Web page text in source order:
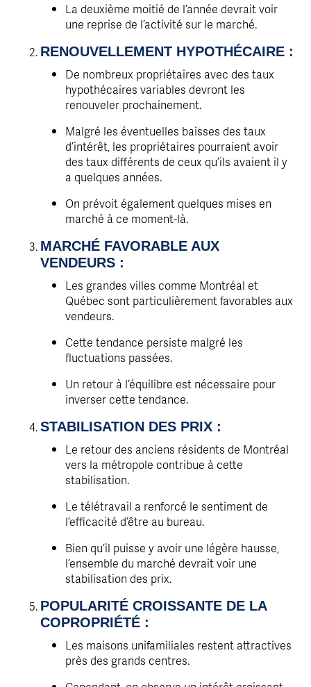
La deuxième moitié de l’année devrait voir
une reprise de l’activité sur le marché.
RENOUVELLEMENT HYPOTHÉCAIRE :
De nombreux propriétaires avec des taux
hypothécaires variables devront les
renouveler prochainement.
Malgré les éventuelles baisses des taux
d’intérêt, les propriétaires pourraient avoir
des taux différents de ceux qu’ils avaient il y
a quelques années.
On prévoit également quelques mises en
marché à ce moment-là.
MARCHÉ FAVORABLE AUX
VENDEURS :
Les grandes villes comme Montréal et
Québec sont particulièrement favorables aux
vendeurs.
Cette tendance persiste malgré les
fluctuations passées.
Un retour à l’équilibre est nécessaire pour
inverser cette tendance.
STABILISATION DES PRIX :
Le retour des anciens résidents de Montréal
vers la métropole contribue à cette
stabilisation.
Le télétravail a renforcé le sentiment de
l’efficacité d’être au bureau.
Bien qu’il puisse y avoir une légère hausse,
l’ensemble du marché devrait voir une
stabilisation des prix.
POPULARITÉ CROISSANTE DE LA
COPROPRIÉTÉ :
Les maisons unifamiliales restent attractives
près des grands centres.